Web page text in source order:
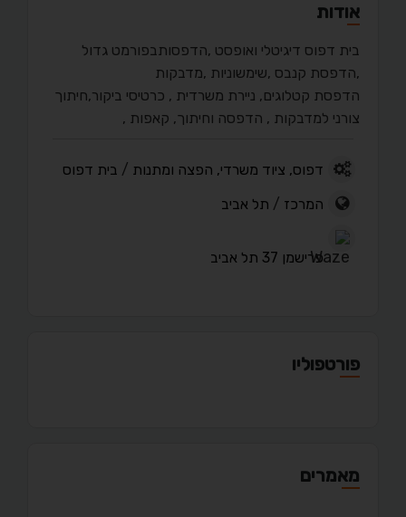
אודות
בית דפוס דיגיטלי ואופסט ,הדפסותבפורמט גדול
,הדפסת קנבס ,שימשוניות ,מדבקות
הדפסת קטלוגים, ניירת משרדית , כרטיסי ביקור,חיתוך
צורני למדבקות , הדפסה וחיתוך, קאפות ,
דפוס, ציוד משרדי, הפצה ומתנות / בית דפוס
המרכז / תל אביב
פרישמן 37 תל אביב
פורטפוליו
מאמרים